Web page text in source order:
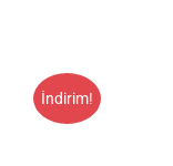
İndirim!